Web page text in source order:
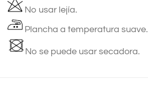
No usar lejía.
Plancha a temperatura suave.
No se puede usar secadora.